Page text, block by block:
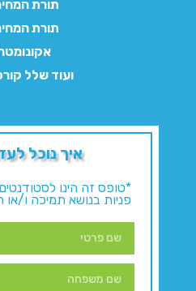
תורת
תורת
ועוד שלל
איך נוכל
*טופס זה הינו
פניות בנושא תמיכה ו/או